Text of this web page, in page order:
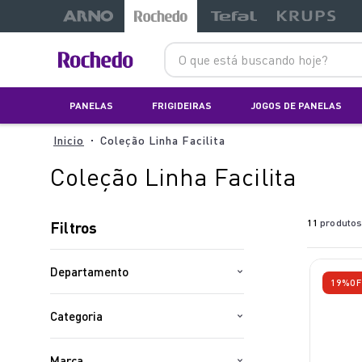
O que está buscando hoje?
PANELAS FRIGIDEIRAS JOGOS DE PANELAS
Coleção Linha Facilita
Coleção Linha Facilita
Filtros
Departamento
Categoria
11produtos
19%